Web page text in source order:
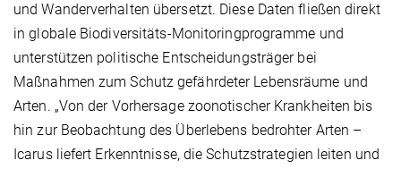
und Wanderverhalten übersetzt. Diese Daten fließen direkt
in globale Biodiversitäts-Monitoringprogramme und
unterstützen politische Entscheidungsträger bei
Maßnahmen zum Schutz gefährdeter Lebensräume und
Arten. „Von der Vorhersage zoonotischer Krankheiten bis
hin zur Beobachtung des Überlebens bedrohter Arten –
Icarus liefert Erkenntnisse, die Schutzstrategien leiten und